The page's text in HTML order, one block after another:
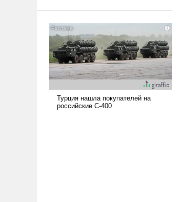
ударами судьбы, брать на себя
ответственность, помогать
слабым, идти вперед и
адаптироваться.